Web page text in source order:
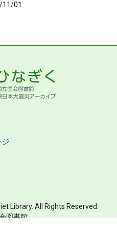
11/01
Library. All Rights Reserved.